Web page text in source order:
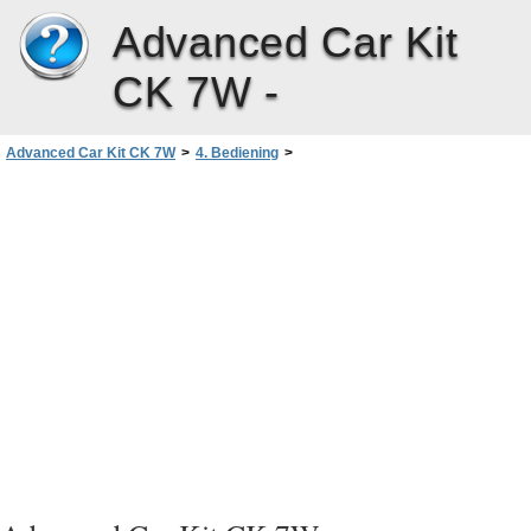
Advanced Car Kit
CK 7W -
Advanced Car Kit CK 7W > 4. Bediening >